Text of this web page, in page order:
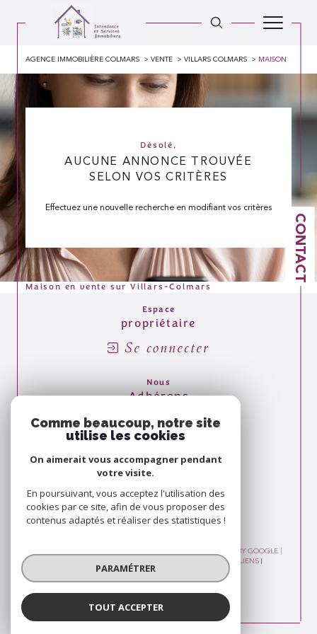
CONTACT
AGENCE IMMOBILIÈRE COLMARS VENTE VILLARS COLMARS MAISON
Désolé,
AUCUNE ANNONCE TROUVÉE
SELON VOS CRITÈRES
Effectuez une nouvelle recherche en modifiant vos critères
Maison en vente sur Villars-Colmars
Espace
propriétaire
Se connecter
Nous
Adhérons
© 2026 | TOUS DROITS RÉSERVÉS | TRADUCTION POWERED BY GOOGLE |
NOS LIENS
POLITIQUE RGPD
Comme beaucoup, notre site
utilise les cookies
On aimerait vous accompagner pendant
votre visite.
En poursuivant, vous acceptez l'utilisation des
cookies par ce site, afin de vous proposer des
contenus adaptés et réaliser des statistiques !
PARAMÉTRER
TOUT ACCEPTER